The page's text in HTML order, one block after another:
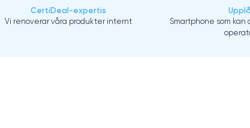
CertiDeal-expertis
Vi renoverar våra produkter internt
Smartphone som